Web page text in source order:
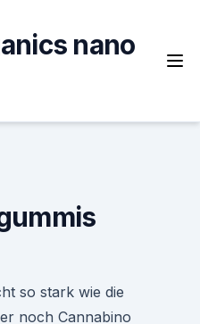
nano
so stark wie die
noch Cannabino